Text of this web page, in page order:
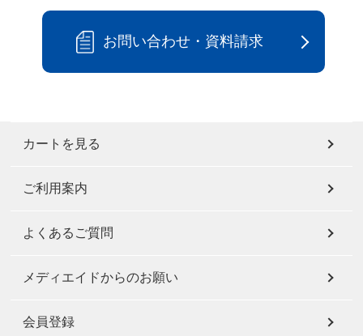
お問い合わせ・資料請求
カートを見る
ご利用案内
よくあるご質問
メディエイドからのお願い
会員登録